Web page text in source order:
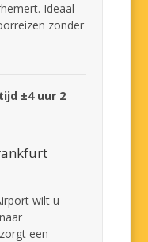
Ideaal
zonder
±4 uur 2
wilt u
een